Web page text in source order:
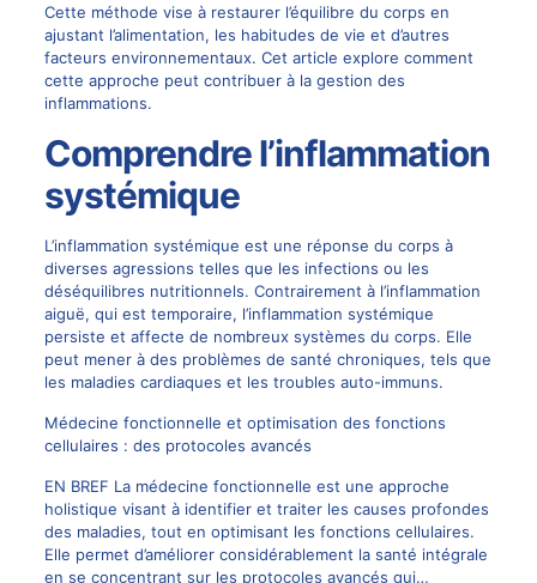
Cette méthode vise à restaurer l’équilibre du corps en
ajustant l’alimentation, les habitudes de vie et d’autres
facteurs environnementaux. Cet article explore comment
cette approche peut contribuer à la gestion des
inflammations.
Comprendre l’inflammation
systémique
L’inflammation systémique est une réponse du corps à
diverses agressions telles que les infections ou les
déséquilibres nutritionnels. Contrairement à l’inflammation
aiguë, qui est temporaire, l’inflammation systémique
persiste et affecte de nombreux systèmes du corps. Elle
peut mener à des problèmes de santé chroniques, tels que
les maladies cardiaques et les troubles auto-immuns.
Médecine fonctionnelle et optimisation des fonctions
cellulaires : des protocoles avancés
EN BREF La médecine fonctionnelle est une approche
holistique visant à identifier et traiter les causes profondes
des maladies, tout en optimisant les fonctions cellulaires.
Elle permet d’améliorer considérablement la santé intégrale
en se concentrant sur les protocoles avancés qui…